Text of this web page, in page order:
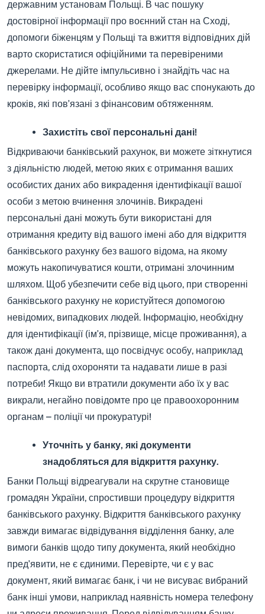
державним установам Польщі. В час пошуку
достовірної інформації про воєнний стан на Сході,
допомоги біженцям у Польщі та вжиття відповідних дій
варто скористатися офіційними та перевіреними
джерелами. Не дійте імпульсивно і знайдіть час на
перевірку інформації, особливо якщо вас спонукають до
кроків, які пов’язані з фінансовим обтяженням.
Захистіть свої персональні дані!
Відкриваючи банківський рахунок, ви можете зіткнутися
з діяльністю людей, метою яких є отримання ваших
особистих даних або викрадення ідентифікації вашої
особи з метою вчинення злочинів. Викрадені
персональні дані можуть бути використані для
отримання кредиту від вашого імені або для відкриття
банківського рахунку без вашого відома, на якому
можуть накопичуватися кошти, отримані злочинним
шляхом. Щоб убезпечити себе від цього, при створенні
банківського рахунку не користуйтеся допомогою
невідомих, випадкових людей. Інформацію, необхідну
для ідентифікації (ім’я, прізвище, місце проживання), а
також дані документа, що посвідчує особу, наприклад
паспорта, слід охороняти та надавати лише в разі
потреби! Якщо ви втратили документи або їх у вас
викрали, негайно повідомте про це правоохоронним
органам – поліції чи прокуратурі!
Уточніть у банку, які документи
знадобляться для відкриття рахунку.
Банки Польщі відреагували на скрутне становище
громадян України, спростивши процедуру відкриття
банківського рахунку. Відкриття банківського рахунку
завжди вимагає відвідування відділення банку, але
вимоги банків щодо типу документа, який необхідно
пред’явити, не є єдиними. Перевірте, чи є у вас
документ, який вимагає банк, і чи не висуває вибраний
банк інші умови, наприклад наявність номера телефону